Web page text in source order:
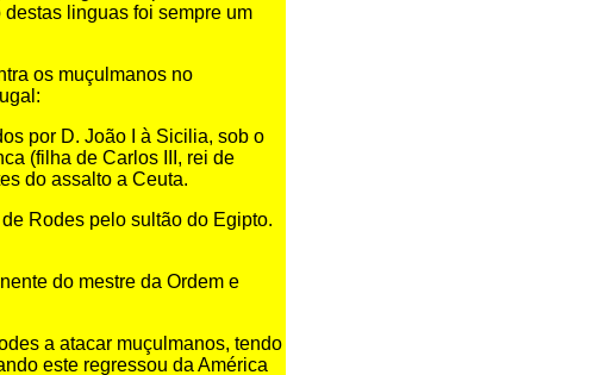
linguas foi sempre um
os muçulmanos no
por D. João I à Sicilia, sob o
(filha de Carlos III, rei de
do assalto a Ceuta.
Rodes pelo sultão do Egipto.
do mestre da Ordem e
a atacar muçulmanos, tendo
este regressou da América